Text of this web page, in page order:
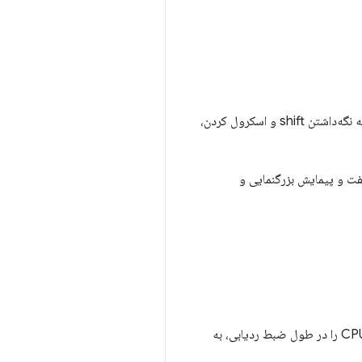
در حالت کلاسیک، پیمایش (توسط پد لمسی یا چرخ پیمایش) به بزرگنمایی و کوچکنمایی ادامه می‌دهد، در حالی که نگه‌داشتن shift و اسکرول کردن،
و پیمایش بزرگنمایی و
، بخشی از نمای کلی جدول زمانی قرار دارد. تخمین‌هایی از استفاده از CPU را در طول ضبط ردیابی، به